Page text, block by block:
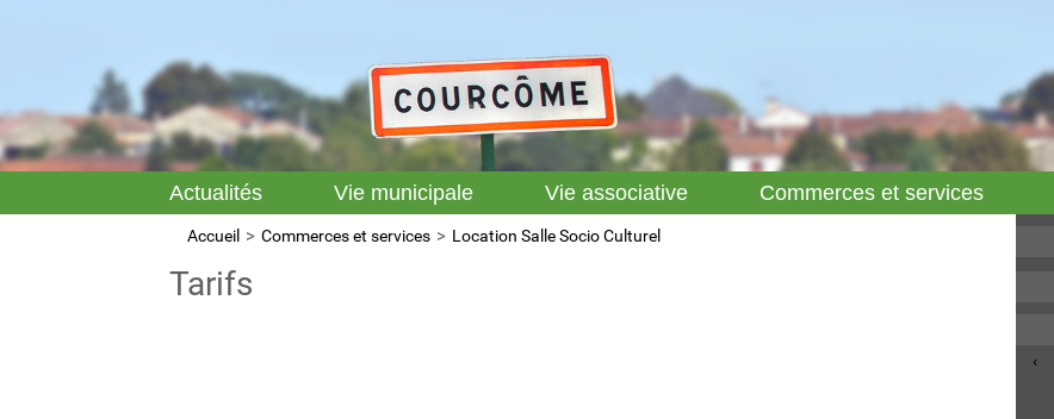
Actualités Vie municipale Vie associative Commerces et services
Accueil Commerces et services Location Salle Socio Culturel
Tarifs
‹